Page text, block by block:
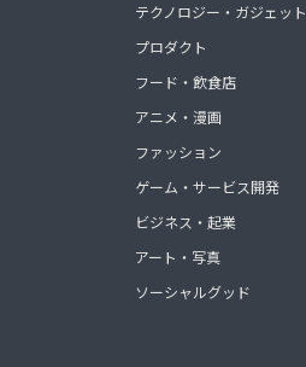
テクノロジー・ガジェット
プロダクト
フード・飲食店
アニメ・漫画
ファッション
ゲーム・サービス開発
ビジネス・起業
アート・写真
ソーシャルグッド